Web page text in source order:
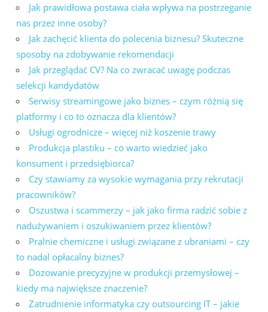
Jak prawidłowa postawa ciała wpływa na postrzeganie
nas przez inne osoby?
Jak zachęcić klienta do polecenia biznesu? Skuteczne
sposoby na zdobywanie rekomendacji
Jak przeglądać CV? Na co zwracać uwagę podczas
selekcji kandydatów
Serwisy streamingowe jako biznes – czym różnią się
platformy i co to oznacza dla klientów?
Usługi ogrodnicze – więcej niż koszenie trawy
Produkcja plastiku – co warto wiedzieć jako
konsument i przedsiębiorca?
Czy stawiamy za wysokie wymagania przy rekrutacji
pracowników?
Oszustwa i scammerzy – jak jako firma radzić sobie z
nadużywaniem i oszukiwaniem przez klientów?
Pralnie chemiczne i usługi związane z ubraniami – czy
to nadal opłacalny biznes?
Dozowanie precyzyjne w produkcji przemysłowej –
kiedy ma największe znaczenie?
Zatrudnienie informatyka czy outsourcing IT – jakie